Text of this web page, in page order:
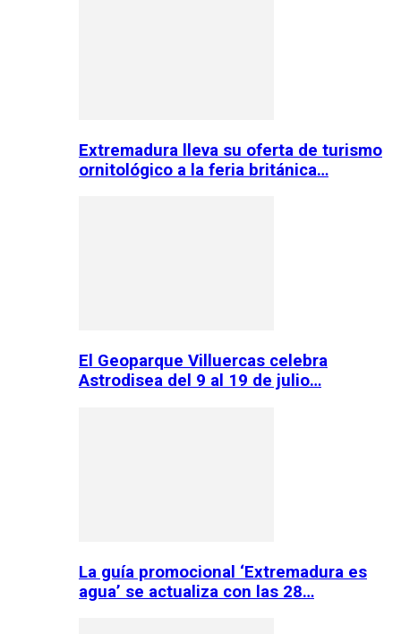
Extremadura lleva su oferta de turismo
ornitológico a la feria británica…
El Geoparque Villuercas celebra
Astrodisea del 9 al 19 de julio…
La guía promocional ‘Extremadura es
agua’ se actualiza con las 28…